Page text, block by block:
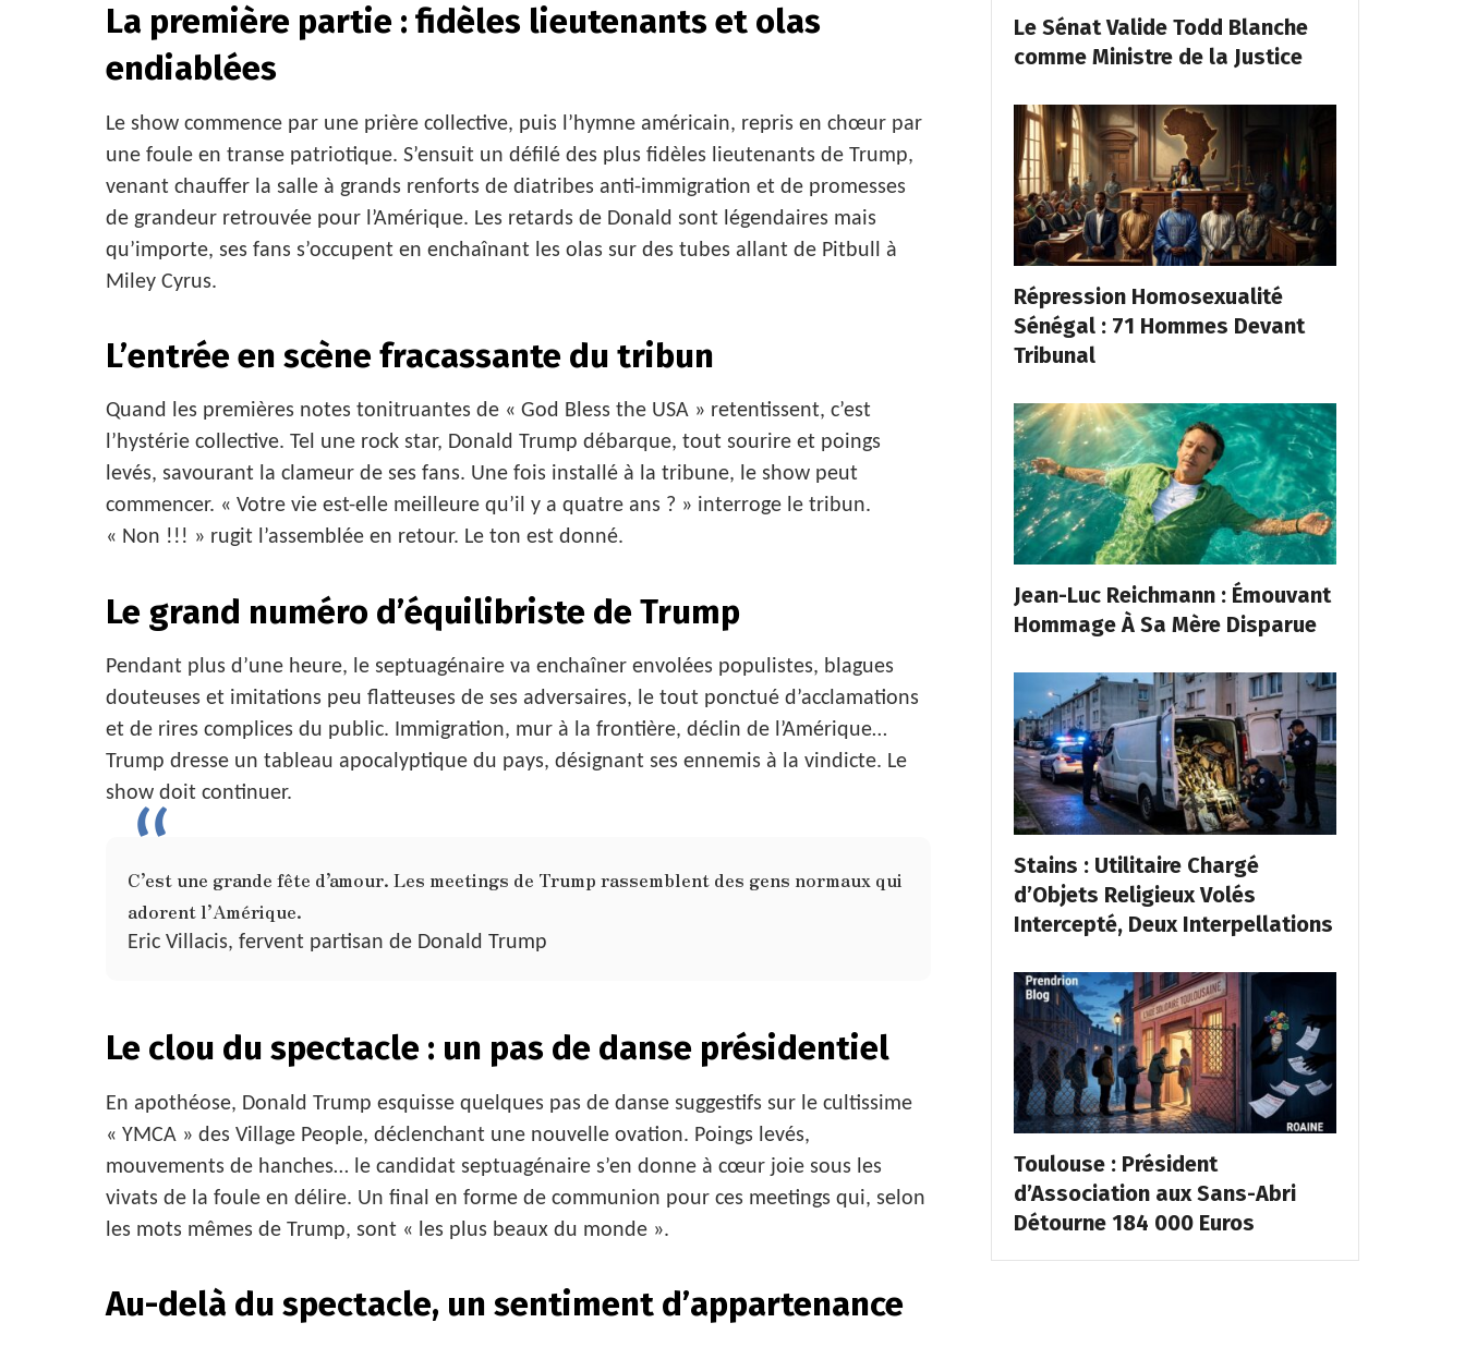
La première partie : fidèles lieutenants et olas
endiablées
Le show commence par une prière collective, puis l’hymne américain, repris en chœur par
une foule en transe patriotique. S’ensuit un défilé des plus fidèles lieutenants de Trump,
venant chauffer la salle à grands renforts de diatribes anti-immigration et de promesses
de grandeur retrouvée pour l’Amérique. Les retards de Donald sont légendaires mais
qu’importe, ses fans s’occupent en enchaînant les olas sur des tubes allant de Pitbull à
Miley Cyrus.
L’entrée en scène fracassante du tribun
Quand les premières notes tonitruantes de « God Bless the USA » retentissent, c’est
l’hystérie collective. Tel une rock star, Donald Trump débarque, tout sourire et poings
levés, savourant la clameur de ses fans. Une fois installé à la tribune, le show peut
commencer. « Votre vie est-elle meilleure qu’il y a quatre ans ? » interroge le tribun.
« Non !!! » rugit l’assemblée en retour. Le ton est donné.
Le grand numéro d’équilibriste de Trump
Pendant plus d’une heure, le septuagénaire va enchaîner envolées populistes, blagues
douteuses et imitations peu flatteuses de ses adversaires, le tout ponctué d’acclamations
et de rires complices du public. Immigration, mur à la frontière, déclin de l’Amérique…
Trump dresse un tableau apocalyptique du pays, désignant ses ennemis à la vindicte. Le
show doit continuer.
C’est une grande fête d’amour. Les meetings de Trump rassemblent des gens normaux qui
adorent l’Amérique.
Eric Villacis, fervent partisan de Donald Trump
Le clou du spectacle : un pas de danse présidentiel
En apothéose, Donald Trump esquisse quelques pas de danse suggestifs sur le cultissime
« YMCA » des Village People, déclenchant une nouvelle ovation. Poings levés,
mouvements de hanches… le candidat septuagénaire s’en donne à cœur joie sous les
vivats de la foule en délire. Un final en forme de communion pour ces meetings qui, selon
les mots mêmes de Trump, sont « les plus beaux du monde ».
Au-delà du spectacle, un sentiment d’appartenance
Le Sénat Valide Todd Blanche
comme Ministre de la Justice
Répression Homosexualité
Sénégal : 71 Hommes Devant
Tribunal
Jean-Luc Reichmann : Émouvant
Hommage À Sa Mère Disparue
Stains : Utilitaire Chargé
d’Objets Religieux Volés
Intercepté, Deux Interpellations
Toulouse : Président
d’Association aux Sans-Abri
Détourne 184 000 Euros